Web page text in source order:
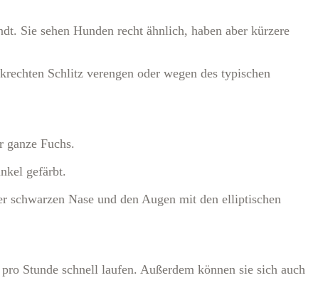
Sie sehen Hunden recht ähnlich, haben aber kürzere
Schlitz verengen oder wegen des typischen
Fuchs.
gefärbt.
schwarzen Nase und den Augen mit den elliptischen
Stunde schnell laufen. Außerdem können sie sich auch